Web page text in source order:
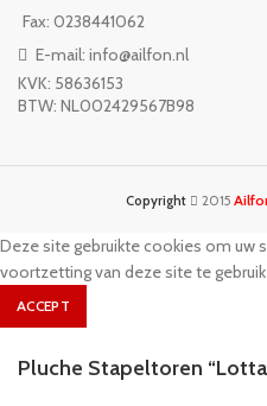
Fax: 0238441062
E-mail: info@ailfon.nl
KVK: 58636153
BTW: NL002429567B98
Copyright 2015
Deze site gebruikte cookies om uw
voortzetting van deze site te
ACCEPT
Pluche Stapeltoren